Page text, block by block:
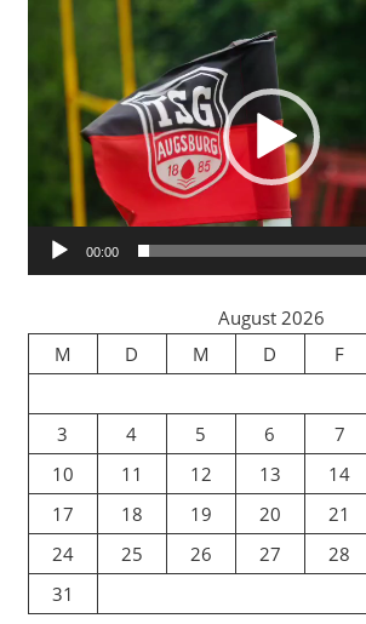
Video-
Player
00:00
August 2026
M
D M D F
3
4 5 6 7
10
11 12 13 14
17
18 19 20 21
24
25 26 27 28
31